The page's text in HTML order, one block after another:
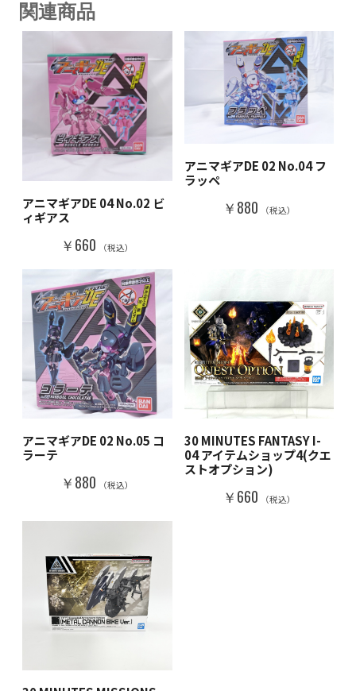
関連商品
アニマギアDE 04 No.02 ビ
ィギアス
￥660 （税込）
アニマギアDE 02 No.04 フ
ラッペ
￥880 （税込）
アニマギアDE 02 No.05 コ
ラーテ
￥880 （税込）
30 MINUTES FANTASY I-
04 アイテムショップ4(クエ
ストオプション)
￥660 （税込）